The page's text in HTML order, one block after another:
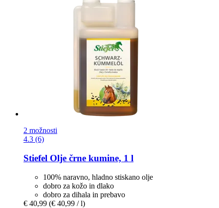
2 možnosti
4.3 (6)
Stiefel Olje črne kumine, 1 l
100% naravno, hladno stiskano olje
dobro za kožo in dlako
dobro za dihala in prebavo
€ 40,99 (€ 40,99 / l)